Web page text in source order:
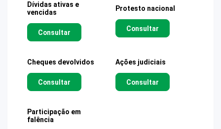
Dívidas ativas e
vencidas
Consultar
Protesto nacional
Consultar
Cheques devolvidos
Consultar
Ações judiciais
Consultar
Participação em
falência